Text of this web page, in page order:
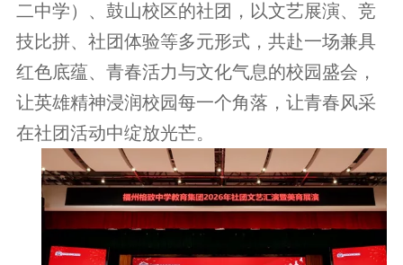
二中学）、鼓山校区的社团 ，以文艺展演、竞
技比拼、社团体验等多元形式，共赴一场兼具
红色底蕴、青春活力与文化气息的校园盛会，
让英雄精神浸润校园每一个角落，让青春风采
在社团活动中绽放光芒。